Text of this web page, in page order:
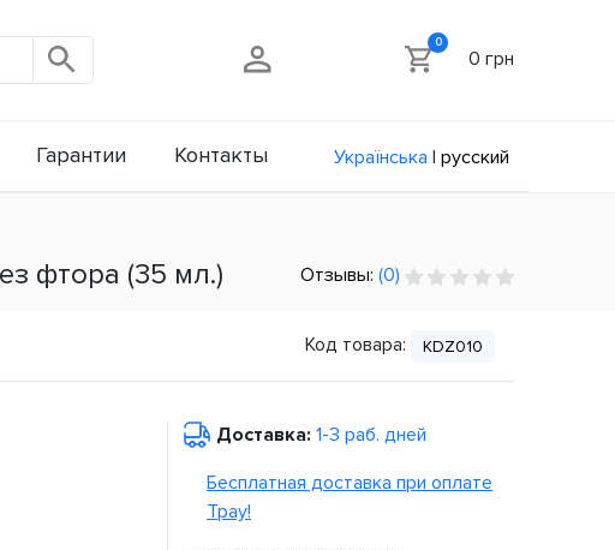
0
0 грн
Гарантии Контакты Українська | русский
фтора (35 мл.) Отзывы: (0)
Код товара: KDZ010
Доставка: 1-3 раб. дней
Бесплатная доставка при оплате
Tpay!